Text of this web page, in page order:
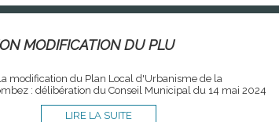
MODIFICATION DU PLU
modification du Plan Local d'Urbanisme de la
: délibération du Conseil Municipal du 14 mai 2024
LIRE LA SUITE